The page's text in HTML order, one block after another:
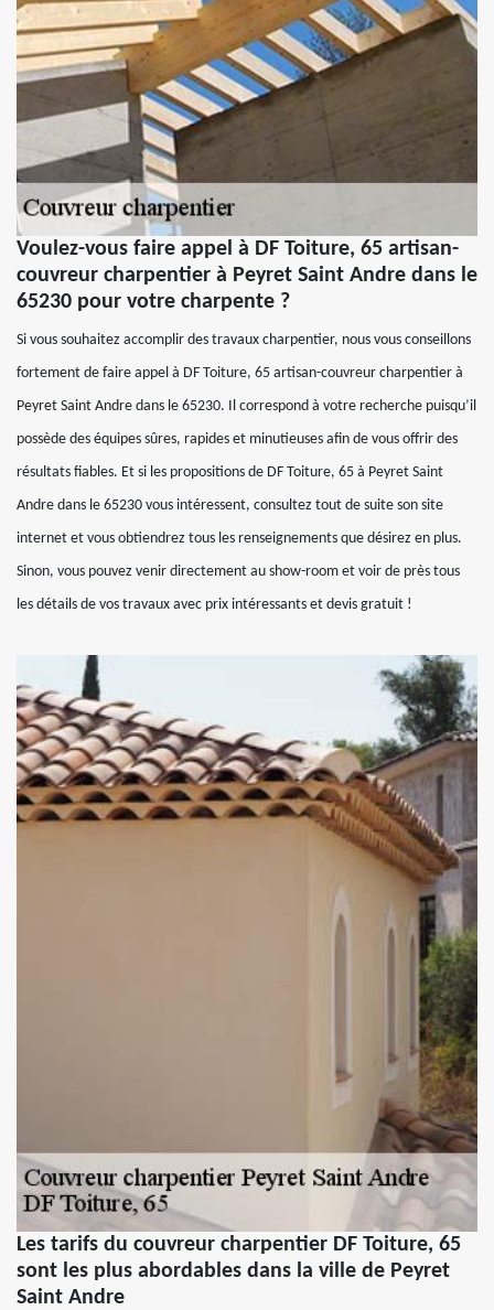
Voulez-vous faire appel à DF Toiture, 65 artisan-
couvreur charpentier à Peyret Saint Andre dans le
65230 pour votre charpente ?
Si vous souhaitez accomplir des travaux charpentier, nous vous conseillons
fortement de faire appel à DF Toiture, 65 artisan-couvreur charpentier à
Peyret Saint Andre dans le 65230. Il correspond à votre recherche puisqu’il
possède des équipes sûres, rapides et minutieuses afin de vous offrir des
résultats fiables. Et si les propositions de DF Toiture, 65 à Peyret Saint
Andre dans le 65230 vous intéressent, consultez tout de suite son site
internet et vous obtiendrez tous les renseignements que désirez en plus.
Sinon, vous pouvez venir directement au show-room et voir de près tous
les détails de vos travaux avec prix intéressants et devis gratuit !
Les tarifs du couvreur charpentier DF Toiture, 65
sont les plus abordables dans la ville de Peyret
Saint Andre